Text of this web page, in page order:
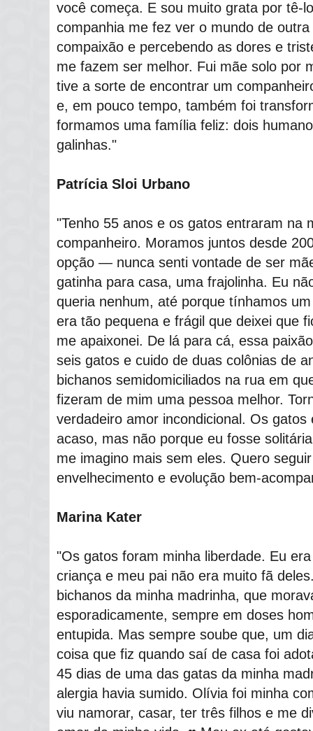
você começa. E sou muito grata por tê-
companhia me fez ver o mundo de
compaixão e percebendo as dores e
me fazem ser melhor. Fui mãe solo por
tive a sorte de encontrar um
e, em pouco tempo, também foi
formamos uma família feliz: dois
galinhas."
Patrícia Sloi Urbano
"Tenho 55 anos e os gatos entraram na
companheiro. Moramos juntos desde
opção — nunca senti vontade de ser
gatinha para casa, uma frajolinha. Eu
queria nenhum, até porque tínhamos
era tão pequena e frágil que deixei que
me apaixonei. De lá para cá, essa
seis gatos e cuido de duas colônias de
bichanos semidomiciliados na rua em
fizeram de mim uma pessoa melhor.
verdadeiro amor incondicional. Os
acaso, mas não porque eu fosse
me imagino mais sem eles. Quero
envelhecimento e evolução bem-
Marina Kater
"Os gatos foram minha liberdade. Eu
criança e meu pai não era muito fã
bichanos da minha madrinha, que
esporadicamente, sempre em doses
entupida. Mas sempre soube que, um
coisa que fiz quando saí de casa foi
45 dias de uma das gatas da minha
alergia havia sumido. Olívia foi minha
viu namorar, casar, ter três filhos e me